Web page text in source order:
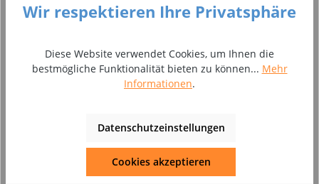
10,5 - 12,5 mm
Produkt Anzahl: Gib den gewünschten
In den Warenkorb
Zum Merkzettel hinzufügen
Produktnummer:10017294
Wir respektieren Ihre Privatsphäre
Diese Website verwendet Cookies, um Ihnen die
bestmögliche Funktionalität bieten zu können... Mehr
Informationen.
Datenschutzeinstellungen
Cookies akzeptieren